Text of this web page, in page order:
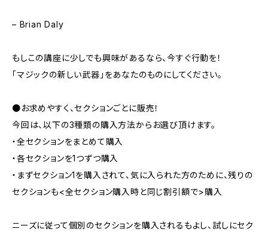
– Brian Daly
もしこの講座に少しでも興味があるなら、今すぐ行動を！
「マジックの新しい武器」をあなたのものにしてください。
●お求めやすく、セクションごとに販売！
今回は、以下の3種類の購入方法からお選び頂けます。
・全セクションをまとめて購入
・各セクションを1つずつ購入
・まずセクション1を購入されて、気に入られた方のために、残りの
セクションも<全セクション購入時と同じ割引額で>購入
ニーズに従って個別のセクションを購入されるもよし、試しにセク